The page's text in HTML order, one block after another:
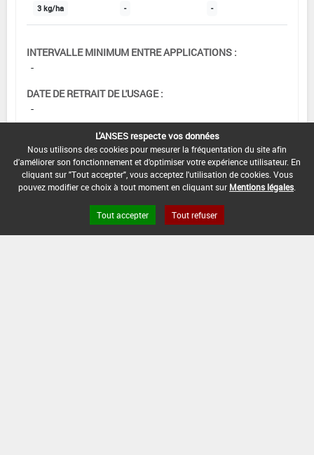
3 kg/ha - -
INTERVALLE MINIMUM ENTRE APPLICATIONS :
-
DATE DE RETRAIT DE L'USAGE :
-
DATE DE FIN DE DISTRIBUTION :
28/02/2011
DATE DE FIN D'UTILISATION :
29/02/2012
L'ANSES respecte vos données
Nous utilisons des cookies pour mesurer la fréquentation du site afin
d'améliorer son fonctionnement et d'optimiser votre expérience utilisateur. En
cliquant sur "Tout accepter", vous acceptez l'utilisation de cookies. Vous
pouvez modifier ce choix à tout moment en cliquant sur Mentions légales
Tout accepter Tout refuser